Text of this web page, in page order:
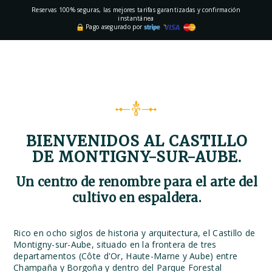
Reservas 100% seguras, las mejores tarifas garantizadas y confirmación
instantánea
Pago asegurado por
BIENVENIDOS AL CASTILLO
DE MONTIGNY-SUR-AUBE.
Un centro de renombre para el arte del
cultivo en espaldera.
Rico en ocho siglos de historia y arquitectura, el Castillo de
Montigny-sur-Aube, situado en la frontera de tres
departamentos (Côte d'Or, Haute-Marne y Aube) entre
Champaña y Borgoña y dentro del Parque Forestal